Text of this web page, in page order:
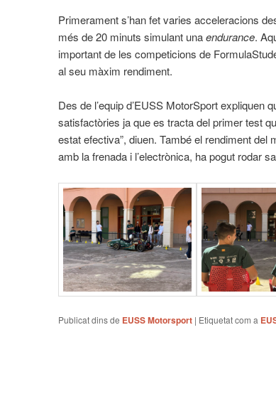
Primerament s’han fet varies acceleracions
més de 20 minuts simulant unaendurance.
important de les competicions de
al seu màxim rendiment.
Des de l’equip d’EUSS MotorSport
satisfactòries ja que es tracta del primer test
estat efectiva”, diuen. També el rendiment del
amb la frenada i l’electrònica, ha pogut rodar
Publicat dins de EUSS Motorsport | Etiquetat com a